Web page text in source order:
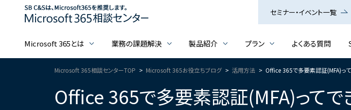
セミナー・イベント一覧
Microsoft 365とは 業務の課題解決 製品紹介 プラン よくある質問
Microsoft 365相談センターTOP Microsoft 365お役立ちブログ 活用方法 Office 365で多要素認証(MFA)って
Office 365で多要素認証(MFA)ってで